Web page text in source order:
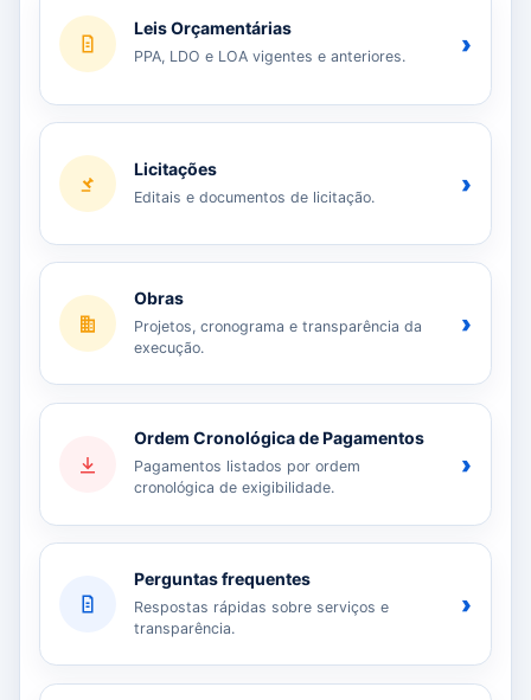
Leis Orçamentárias
PPA, LDO e LOA vigentes e anteriores. ›
Licitações
Editais e documentos de licitação. ›
Obras
Projetos, cronograma e transparência da
execução.
›
Ordem Cronológica de Pagamentos
Pagamentos listados por ordem
cronológica de exigibilidade.
›
Perguntas frequentes
Respostas rápidas sobre serviços e
transparência.
›